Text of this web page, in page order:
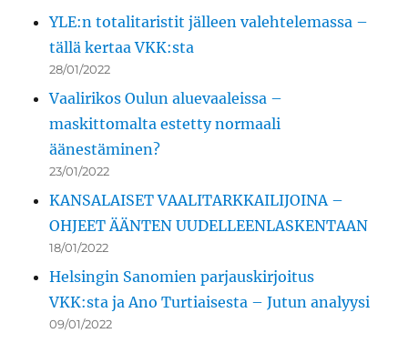
YLE:n totalitaristit jälleen valehtelemassa –
tällä kertaa VKK:sta
28/01/2022
Vaalirikos Oulun aluevaaleissa –
maskittomalta estetty normaali
äänestäminen?
23/01/2022
KANSALAISET VAALITARKKAILIJOINA –
OHJEET ÄÄNTEN UUDELLEENLASKENTAAN
18/01/2022
Helsingin Sanomien parjauskirjoitus
VKK:sta ja Ano Turtiaisesta – Jutun analyysi
09/01/2022